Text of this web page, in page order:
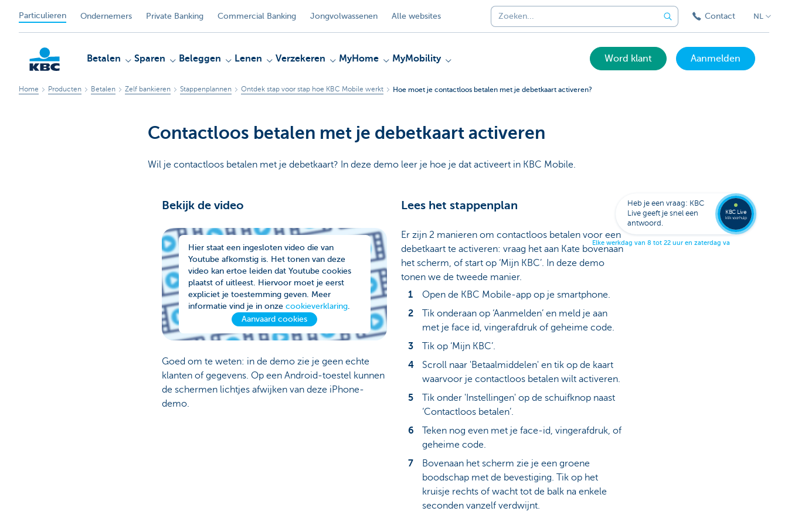
Particulieren Ondernemers Private Banking Commercial Banking Jongvolwassenen Alle websites Contact NL
Betalen Sparen Beleggen Lenen Verzekeren MyHome MyMobility Word klant Aanmelden
Home Producten Betalen Zelf bankieren Stappenplannen Ontdek stap voor stap hoe KBC Mobile werkt Hoe moet je contactloos betalen met je debetkaart activeren?
Contactloos betalen met je debetkaart activeren
Wil je contactloos betalen met je debetkaart? In deze demo leer je hoe je dat activeert in KBC Mobile.
Bekijk de video
Hier staat een ingesloten video die van
Youtube afkomstig is. Het tonen van deze
video kan ertoe leiden dat Youtube cookies
plaatst of uitleest. Hiervoor moet je eerst
expliciet je toestemming geven. Meer
informatie vind je in onze cookieverklaring.
Aanvaard cookies
Goed om te weten: in de demo zie je geen echte
klanten of gegevens. Op een Android-toestel kunnen
de schermen lichtjes afwijken van deze iPhone-
demo.
Lees het stappenplan
Er zijn 2 manieren om contactloos betalen voor een
debetkaart te activeren: vraag het aan Kate bovenaan
het scherm, of start op ‘Mijn KBC’. In deze demo
tonen we de tweede manier.
Open de KBC Mobile-app op je smartphone.
Tik onderaan op ‘Aanmelden’ en meld je aan
met je face id, vingerafdruk of geheime code.
Tik op ‘Mijn KBC’.
Scroll naar 'Betaalmiddelen' en tik op de kaart
waarvoor je contactloos betalen wilt activeren.
Tik onder 'Instellingen' op de schuifknop naast
‘Contactloos betalen’.
Teken nog even met je face-id, vingerafdruk, of
geheime code.
Bovenaan het scherm zie je een groene
boodschap met de bevestiging. Tik op het
kruisje rechts of wacht tot de balk na enkele
seconden vanzelf verdwijnt.
Heb je een vraag: KBC
Live geeft je snel een
antwoord.
Elke werkdag van 8 tot 22 uur en zaterdag va
KBC Live
klik voor hulp